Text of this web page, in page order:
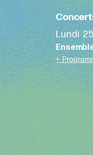
Lundi
+